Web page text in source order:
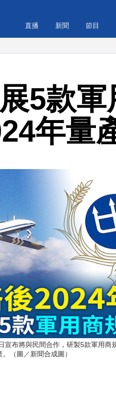
直播 新聞 節目
5款
年量
宣布將與民間合作，研製5款軍用商
（圖／新聞合成圖）